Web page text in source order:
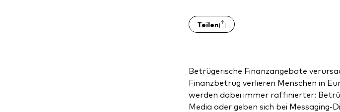
Teilen
Betrügerische Finanzangebote
Finanzbetrug verlieren Menschen in
werden dabei immer raffinierter:
Media oder geben sich bei